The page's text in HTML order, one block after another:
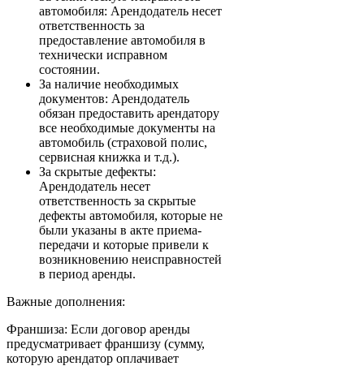
автомобиля: Арендодатель несет
ответственность за
предоставление автомобиля в
технически исправном
состоянии.
За наличие необходимых
документов: Арендодатель
обязан предоставить арендатору
все необходимые документы на
автомобиль (страховой полис,
сервисная книжка и т.д.).
За скрытые дефекты:
Арендодатель несет
ответственность за скрытые
дефекты автомобиля, которые не
были указаны в акте приема-
передачи и которые привели к
возникновению неисправностей
в период аренды.
Важные дополнения:
Франшиза: Если договор аренды
предусматривает франшизу (сумму,
которую арендатор оплачивает